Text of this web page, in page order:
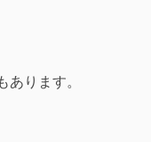
ります。